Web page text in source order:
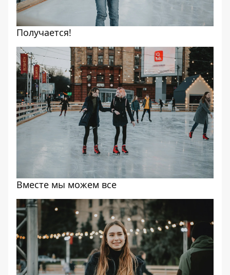
Получается!
Вместе мы можем все